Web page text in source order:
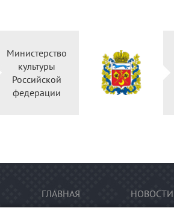
Министерство
культуры
Российской
федерации
ГЛАВНАЯ НОВОСТИ